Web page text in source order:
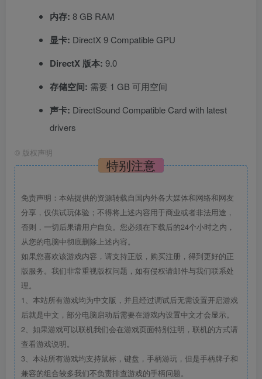
内存: 8 GB RAM
显卡: DirectX 9 Compatible GPU
DirectX 版本: 9.0
存储空间: 需要 1 GB 可用空间
声卡: DirectSound Compatible Card with latest
drivers
© 版权声明
特别注意
免责声明：本站提供的资源转载自国内外各大媒体和网络和网友
分享，仅供试玩体验；不得将上述内容用于商业或者非法用途，
否则，一切后果请用户自负。您必须在下载后的24个小时之内，
从您的电脑中彻底删除上述内容。
如果您喜欢该游戏内容，请支持正版，购买注册，得到更好的正
版服务。我们非常重视版权问题，如有侵权请邮件与我们联系处
理。
1、本站所有游戏均为中文版，并且经过调试后无需设置开启游戏
后就是中文，部分电脑启动后需要在游戏内设置中文才会显示。
2、如果游戏可以联机我们会在游戏页面特别注明，联机的方式请
查看游戏说明。
3、本站所有游戏均支持鼠标，键盘，手柄游玩，但是手柄牌子和
兼容的组合较多我们不负责排查游戏的手柄问题。